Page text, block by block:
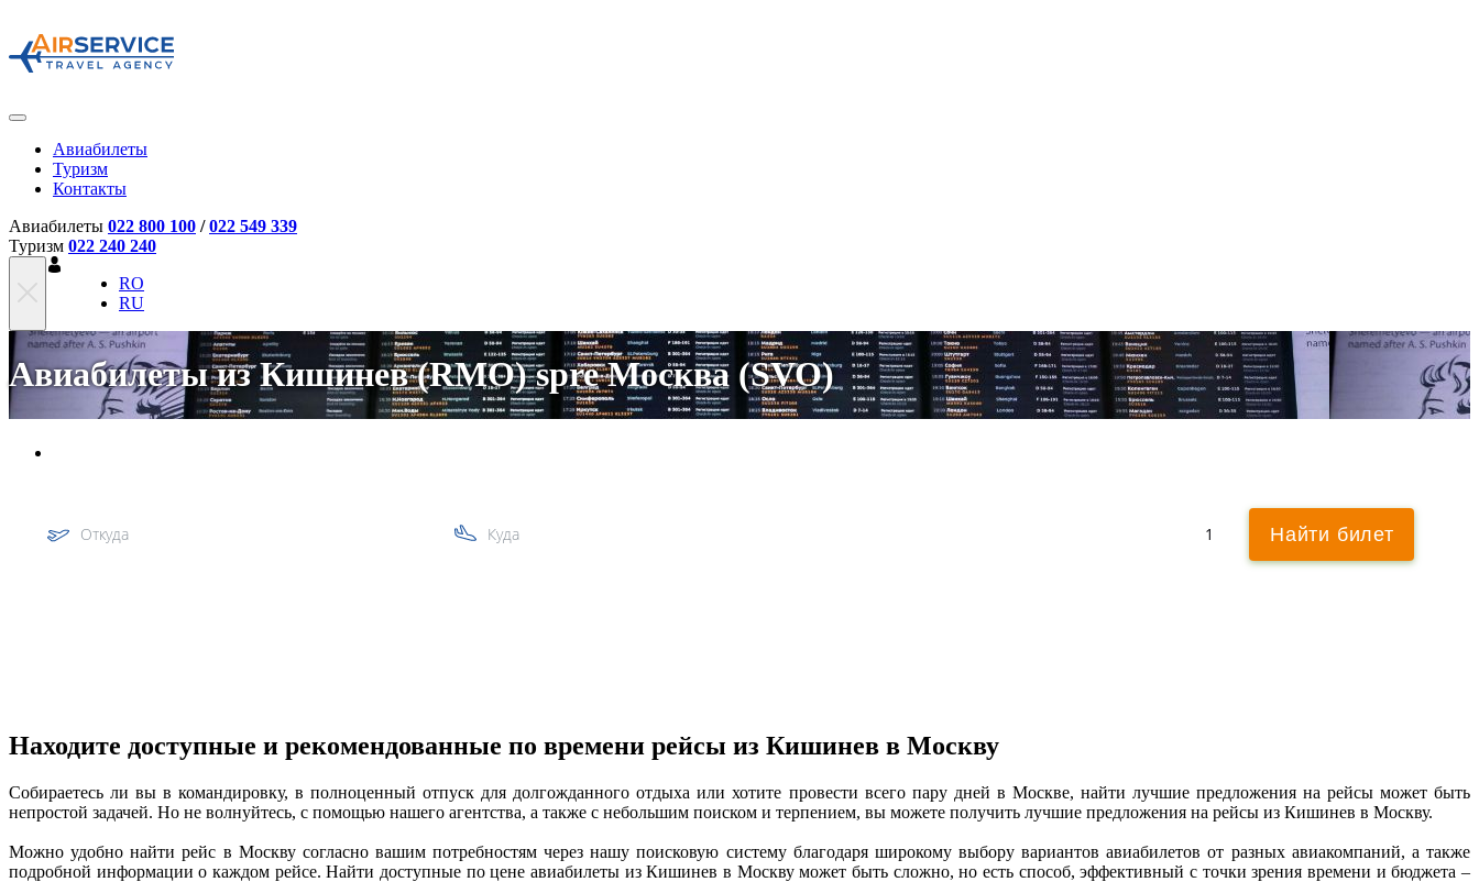
Авиабилеты
Туризм
Контакты
Авиабилеты 022 800 100 /022 549 339
Туризм 022 240 240
RO
RU
Авиабилеты из Кишинев (RMO) spre Москва (SVO)
Откуда Куда 1 Найти билет
Находите доступные и рекомендованные по времени рейсы из Кишинев в Москву
Собираетесь ли вы в командировку, в полноценный отпуск для долгожданного отдыха или хотите провести всего пару дней в Москве, найти лучшие предложения на рейсы может быть
непростой задачей. Но не волнуйтесь, с помощью нашего агентства, а также с небольшим поиском и терпением, вы можете получить лучшие предложения на рейсы из Кишинев в Москву.
Можно удобно найти рейс в Москву согласно вашим потребностям через нашу поисковую систему благодаря широкому выбору вариантов авиабилетов от разных авиакомпаний, а также
подробной информации о каждом рейсе. Найти доступные по цене авиабилеты из Кишинев в Москву может быть сложно, но есть способ, эффективный с точки зрения времени и бюджета –